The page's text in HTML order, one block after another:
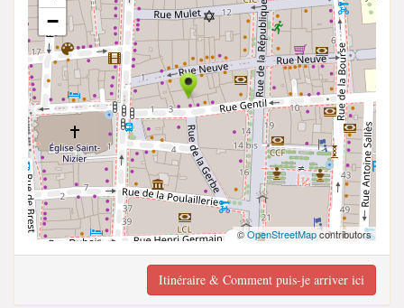
−
©OpenStreetMapcontributors
Itinéraire & Comment puis-je arriver ici